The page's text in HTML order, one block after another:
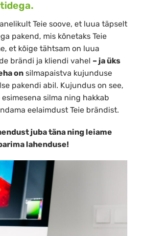
Teie soove, et luua täpselt
pakend, mis kõnetaks Teie
et kõige tähtsam on luua
brändi ja kliendi vahel – ja üks
onsilmapaistva kujunduse
pakendi abil. Kujundus on see,
silma ning hakkab
eelaimdust Teie brändist.
juba täna ning leiame
lahenduse!